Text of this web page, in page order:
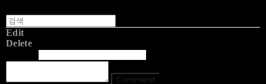
Edit
Delete
Comment